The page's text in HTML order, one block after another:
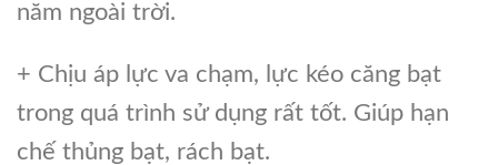
năm ngoài trời.
+ Chịu áp lực va chạm, lực kéo căng bạt
trong quá trình sử dụng rất tốt. Giúp hạn
chế thủng bạt, rách bạt.